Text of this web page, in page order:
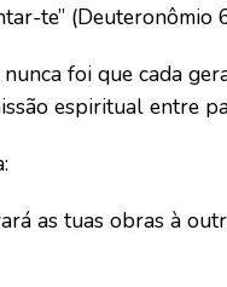
te” (Deuteronômio
foi que cada
espiritual entre
as tuas obras à